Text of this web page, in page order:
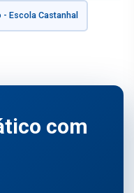
Escola Castanhal
com